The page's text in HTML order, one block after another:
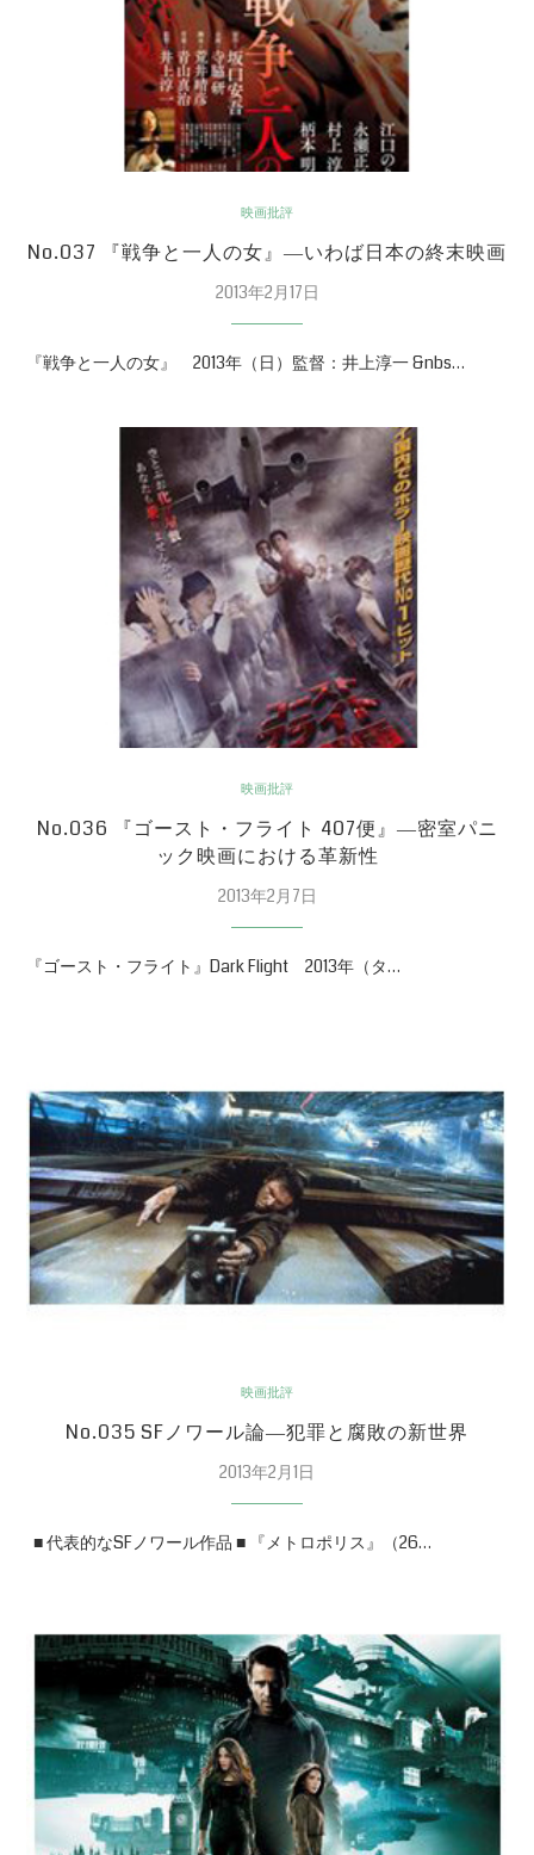
映画批評
No.037 『戦争と一人の女』―いわば日本の終末映画
2013年2月17日
『戦争と一人の女』 2013年（日）監督：井上淳一 &nbs…
映画批評
No.036 『ゴースト・フライト 407便』―密室パニ
ック映画における革新性
2013年2月7日
『ゴースト・フライト』Dark Flight 2013年（タ…
映画批評
No.035 SFノワール論―犯罪と腐敗の新世界
2013年2月1日
■ 代表的なSFノワール作品 ■ 『メトロポリス』（26…